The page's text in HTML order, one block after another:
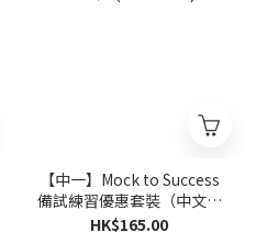
【中一】Mock to Success
備試練習優惠套裝（中文及
數學）(Joint Us)
HK$165.00